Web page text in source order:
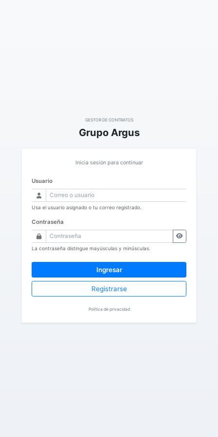
GESTOR DE CONTRATOS
Grupo Argus
Inicia sesión para continuar
Usuario
Usa el usuario asignado o tu correo registrado.
Contraseña
La contraseña distingue mayúsculas y minúsculas.
Ingresar
Registrarse
Política de privacidad